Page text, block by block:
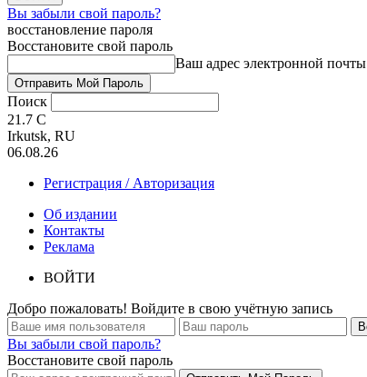
Вы забыли свой пароль?
восстановление пароля
Восстановите свой пароль
Ваш адрес электронной почты
Поиск
21.7 C
Irkutsk, RU
06.08.26
Регистрация / Авторизация
Об издании
Контакты
Реклама
ВОЙТИ
Добро пожаловать! Войдите в свою учётную запись
Вы забыли свой пароль?
Восстановите свой пароль